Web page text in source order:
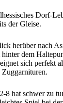
Dorf-
der Gleise.
herüber nach
hinter dem
sich perfekt
8 hat schwer zu